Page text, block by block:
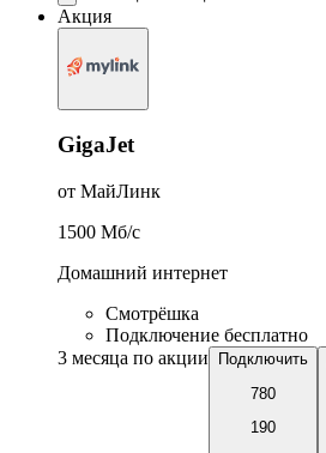
Акция
GigaJet
от МайЛинк
1500 Мб/c
Домашний интернет
Смотрёшка
Подключение бесплатно
3 месяца по акции
Подключить
780
190